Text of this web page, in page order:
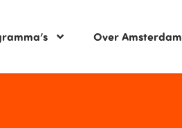
Over